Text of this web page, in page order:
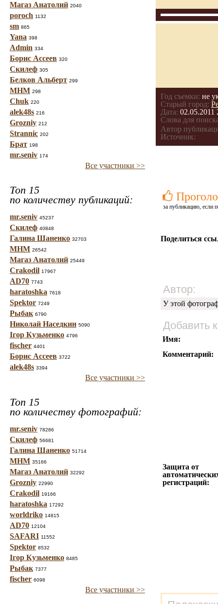
Магаз Анатолий 2040
poroch 1132
sm 865
Yana 398
Admin 334
Борис Ассеев 320
Скилеф 305
Белков Альберт 299
МНМ 298
Chuk 220
alek48s 216
Grozniy 212
Strannic 202
Брат 198
mr.seniv 174
Все участники >>
Топ 15
по количеству публикаций:
mr.seniv 45237
Скилеф 40848
Галина Шаненко 32703
МНМ 26542
Магаз Анатолий 25449
Crakodil 17967
AD70 7743
haratoshka 7618
Spektor 7249
Рыбак 6790
Николай Наседкин 5090
Ігор Кузьменко 4796
fischer 4401
Борис Ассеев 3722
alek48s 3394
Все участники >>
Топ 15
по количеству фотографий:
mr.seniv 78286
Скилеф 56681
Галина Шаненко 51714
МНМ 35166
Магаз Анатолий 32292
Grozniy 22990
Crakodil 19166
haratoshka 17292
worldriko 14815
AD70 12104
SAFARI 11552
Spektor 8532
Ігор Кузьменко 8485
Рыбак 7377
fischer 6098
Все участники >>
Год съемки: не
Старый город:
Дата: 02.05.2011
Слова для
Автор
Источник:
за публикацию, если
Поделиться
Автор:
У этой
Добавить
Имя:
Комментарий:
Защита от
регистраций: